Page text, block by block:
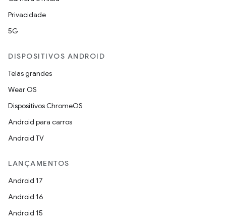
Privacidade
5G
DISPOSITIVOS ANDROID
Telas grandes
Wear OS
Dispositivos ChromeOS
Android para carros
Android TV
LANÇAMENTOS
Android 17
Android 16
Android 15